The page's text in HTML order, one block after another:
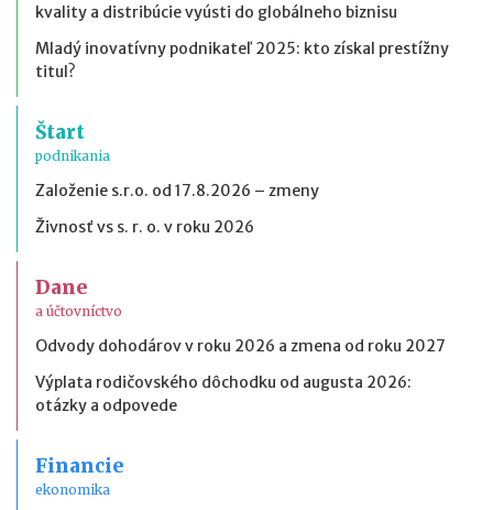
kvality a distribúcie vyústi do globálneho biznisu
Mladý inovatívny podnikateľ 2025: kto získal prestížny
titul?
Štart
podnikania
Založenie s.r.o. od 17.8.2026 – zmeny
Živnosť vs s. r. o. v roku 2026
Dane
a účtovníctvo
Odvody dohodárov v roku 2026 a zmena od roku 2027
Výplata rodičovského dôchodku od augusta 2026:
otázky a odpovede
Financie
ekonomika